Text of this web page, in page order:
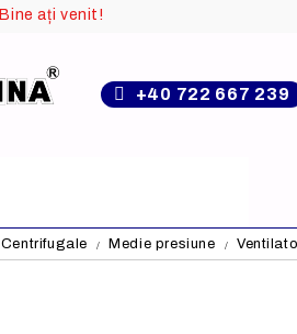
Bine ați venit!
+40 722 667 239
Centrifugale Medie presiune